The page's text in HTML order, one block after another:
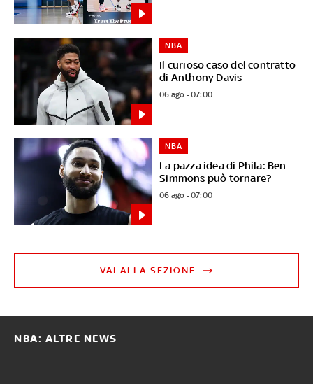
Il curioso caso del contratto
di Anthony Davis
NBA
06 ago - 07:00
La pazza idea di Phila: Ben
Simmons può tornare?
NBA
06 ago - 07:00
VAI ALLA SEZIONE
NBA: ALTRE NEWS